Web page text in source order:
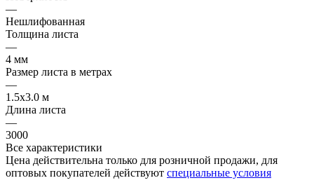
—
Нешлифованная
Толщина листа
—
4 мм
Размер листа в метрах
—
1.5x3.0 м
Длина листа
—
3000
Все характеристики
Цена действительна только для розничной продажи, для
оптовых покупателей действуют специальные условия